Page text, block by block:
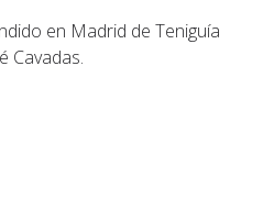
en Madrid de Teniguía
Cavadas.